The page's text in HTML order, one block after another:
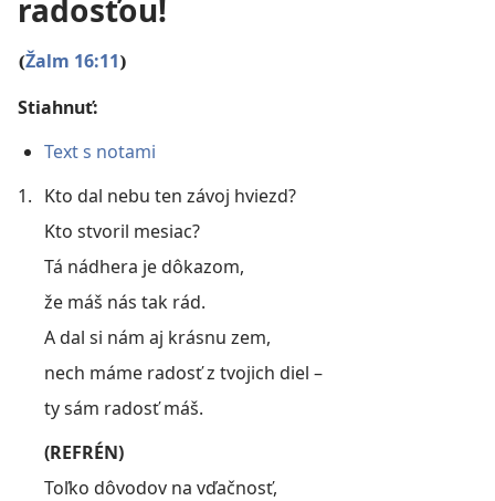
radosťou!
(Žalm 16:11)
Stiahnuť:
Text s notami
1. Kto dal nebu ten závoj hviezd?
Kto stvoril mesiac?
Tá nádhera je dôkazom,
že máš nás tak rád.
A dal si nám aj krásnu zem,
nech máme radosť z tvojich diel –
ty sám radosť máš.
(REFRÉN)
Toľko dôvodov na vďačnosť,